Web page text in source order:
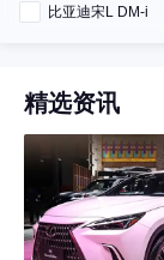
比亚迪宋L DM-i
精选资讯